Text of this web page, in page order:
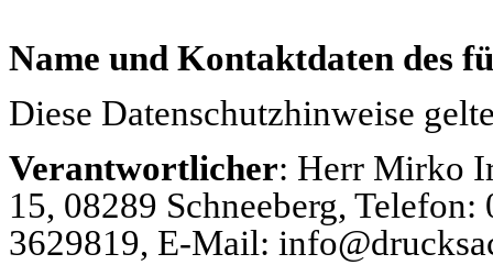
Name und Kontaktdaten des
Diese Datenschutzhinweise
Verantwortlicher: Herr Mirko
15, 08289 Schneeberg,
3629819, E-Mail: